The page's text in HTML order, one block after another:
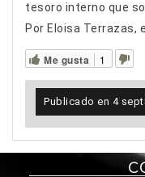
tesoro interno que
Por Eloisa Terrazas,
Me gusta 1
Publicado en 4